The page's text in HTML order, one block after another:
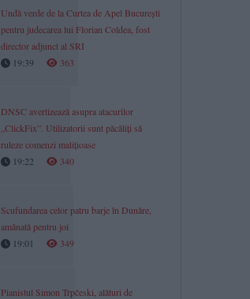
Undă verde de la Curtea de Apel București
pentru judecarea lui Florian Coldea, fost
director adjunct al SRI
19:39
363
DNSC avertizează asupra atacurilor
„ClickFix”. Utilizatorii sunt păcăliți să
ruleze comenzi malițioase
19:22
340
Scufundarea celor patru barje în Dunăre,
amânată pentru joi
19:01
349
Pianistul Simon Trpčeski, alături de